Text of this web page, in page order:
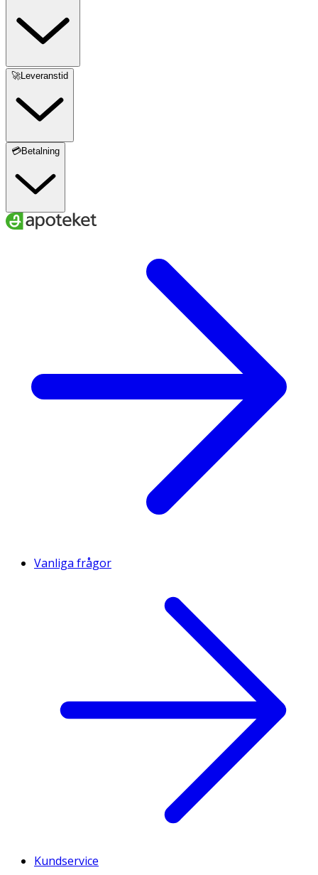
🚀Leveranstid
💳Betalning
Vanliga frågor
Kundservice